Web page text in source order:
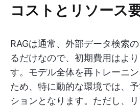
コストとリソース
RAGは通常、外部データ検索
るだけなので、初期費用はよ
す。モデル全体を再トレーニ
ため、特に動的な環境では、
ションとなります。ただし、